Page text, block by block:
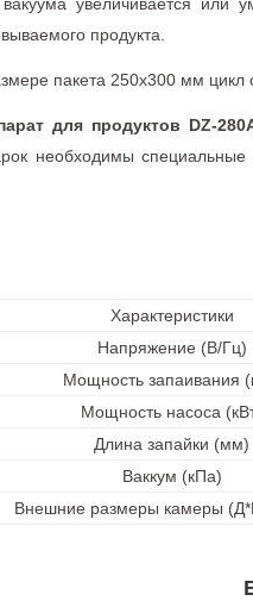
продукта.
пакета 250х300 мм
для продуктов DZ-
необходимы
Характеристики
Напряжение (В/Гц)
Мощность запаивания
Мощность насоса
Длина запайки (мм)
Ваккум (кПа)
Внешние размеры камеры